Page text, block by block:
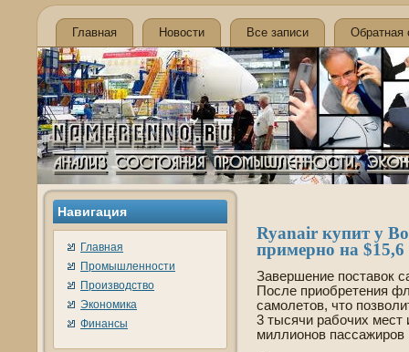
Главная Новости Все записи Обратная
Навигация
Главная
Промышленности
Производство
Экономика
Финансы
Ryanair купит у
примерно на
Заве­ршение поставок
После приобретения
самолетов, что
3 тысячи рабочих мест
миллионов пассажиров